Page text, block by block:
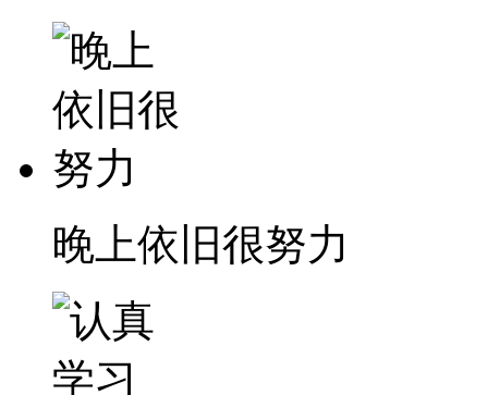
晚上依旧很努力